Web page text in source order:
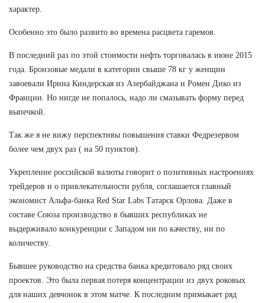
характер.
Особенно это было развито во времена расцвета гаремов.
В последний раз по этой стоимости нефть торговалась в июне 2015
года. Бронзовые медали в категории свыше 78 кг у женщин
завоевали Ирина Киндерская из Азербайджана и Ромен Дико из
Франции. Но нигде не попалось, надо ли смазывать форму перед
выпечкой.
Так же я не вижу перспективы повышения ставки Федрезервом
более чем двух раз ( на 50 пунктов).
Укрепление российской валюты говорит о позитивных настроениях
трейдеров и о привлекательности рубля, соглашается главный
экономист Альфа-банка Red Star Labs Татарск Орлова. Даже в
составе Союза производство в бывших республиках не
выдерживало конкуренции с Западом ни по качеству, ни по
количеству.
Бывшее руководство на средства банка кредитовало ряд своих
проектов. Это была первая потеря концентрации из двух роковых
для наших девчонок в этом матче. К последним примыкает ряд